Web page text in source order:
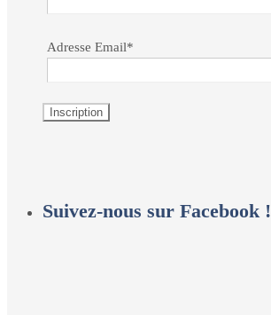
Adresse Email*
Suivez-nous sur Facebook !